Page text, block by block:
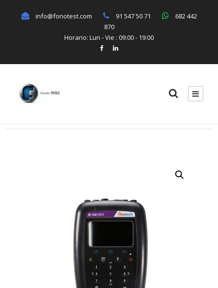
info@fonotest.com 91 547 50 71
682 442
870
Horario: Lun - Vie : 09:00 - 19:00